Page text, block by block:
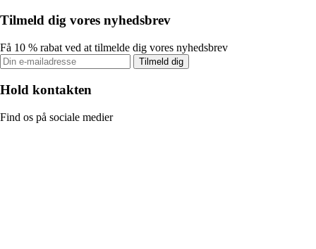
Tilmeld dig vores nyhedsbrev
Få 10 % rabat ved at tilmelde dig vores nyhedsbrev
Tilmeld dig
Hold kontakten
Find os på sociale medier